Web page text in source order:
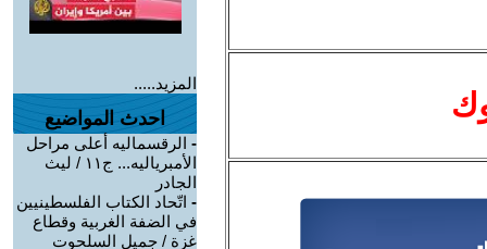
المزيد.....
احدث المواضيع
- الرقسماليه أعلى مراحل
الأمبرياليه... ج١١ / ليث
الجادر
- اتّحاد الكتاب الفلسطينيين
في الضفة الغربية وقطاع
غزة / جميل السلحوت